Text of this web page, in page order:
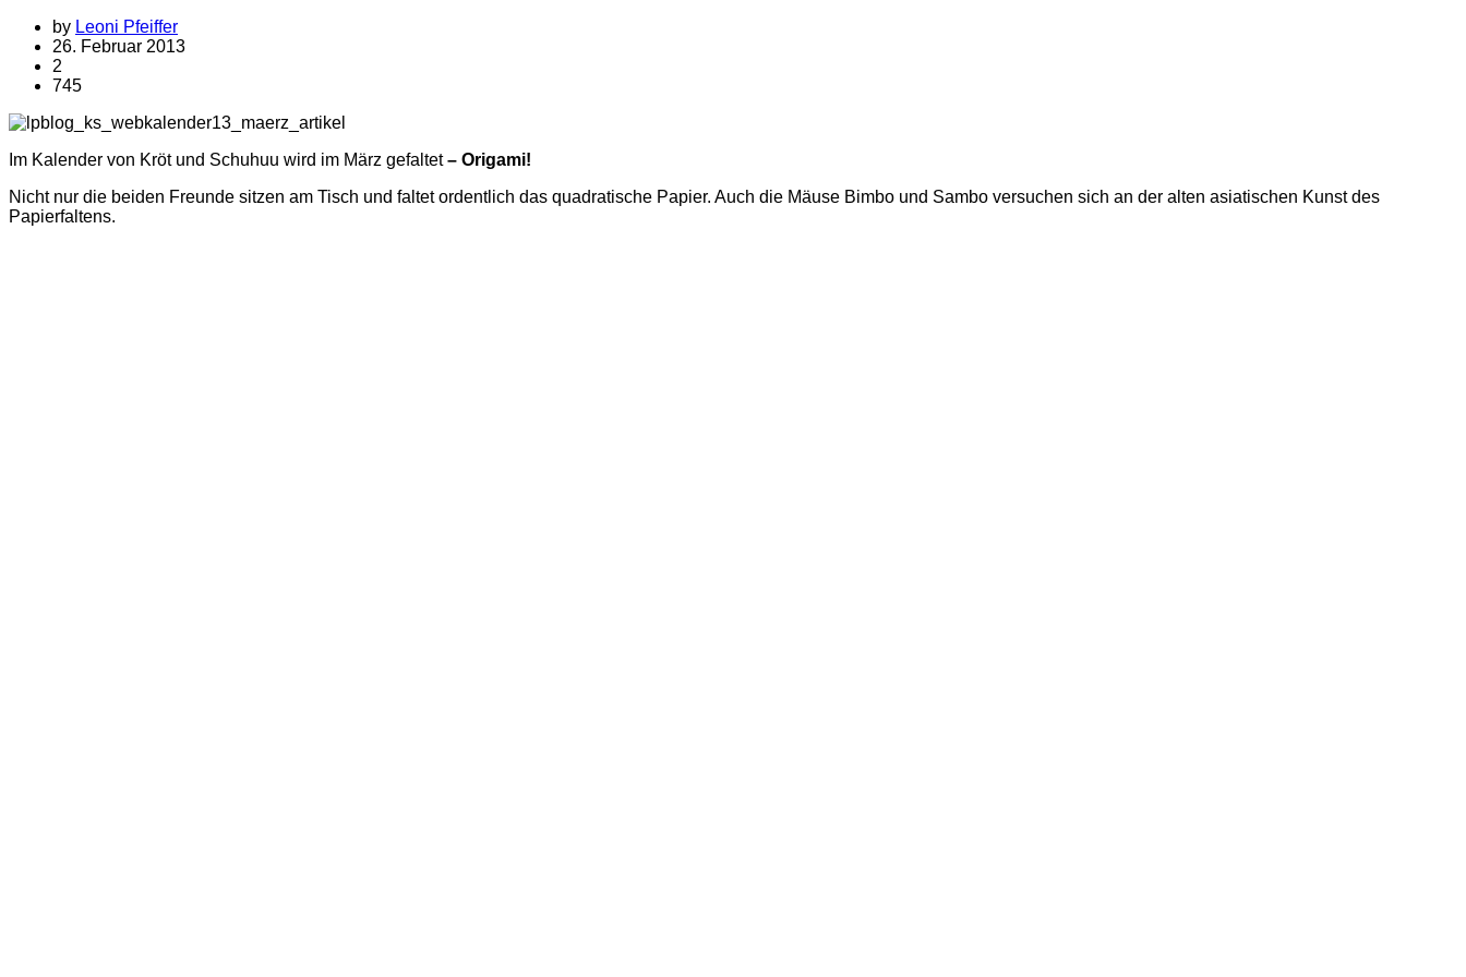
by Leoni Pfeiffer
26. Februar 2013
2
745
Im Kalender von Kröt und Schuhuu wird im März gefaltet– Origami!
Nicht nur die beiden Freunde sitzen am Tisch und faltet ordentlich das quadratische Papier. Auch die Mäuse Bimbo und Sambo versuchen sich an der alten asiatischen Kunst des
Papierfaltens.